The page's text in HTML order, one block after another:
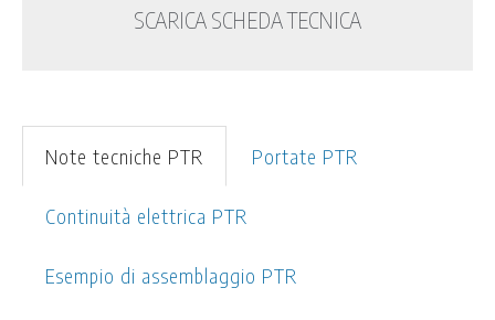
SCARICA SCHEDA TECNICA
Note tecniche PTR Portate PTR
Continuità elettrica PTR
Esempio di assemblaggio PTR